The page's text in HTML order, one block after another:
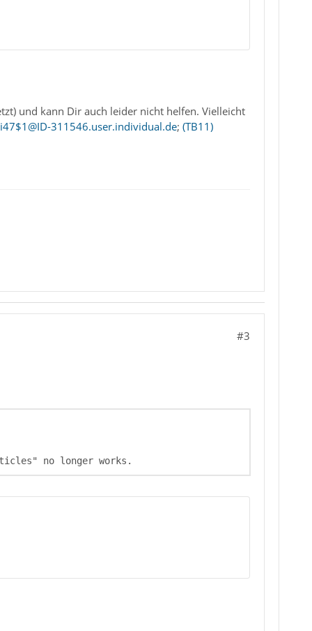
und kann Dir auch leider nicht helfen. Vielleicht
311546.user.individual.de; (TB11)
#3
no longer works.